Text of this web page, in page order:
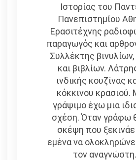
Ιστορίας του
Πανεπιστημίου
Ερασιτέχνης
παραγωγός και
Συλλέκτης βινυλίων,
και βιβλίων.
ινδικής κουζίνας
κόκκινου κρασιού.
γράψιμο έχω μια
σχέση. Όταν γράφω
σκέψη που
εμένα να
τον